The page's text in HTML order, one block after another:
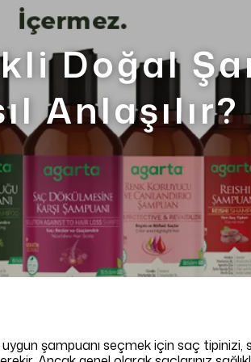
Doğal
Anlaşılır?
şampuanı seçmek için saç